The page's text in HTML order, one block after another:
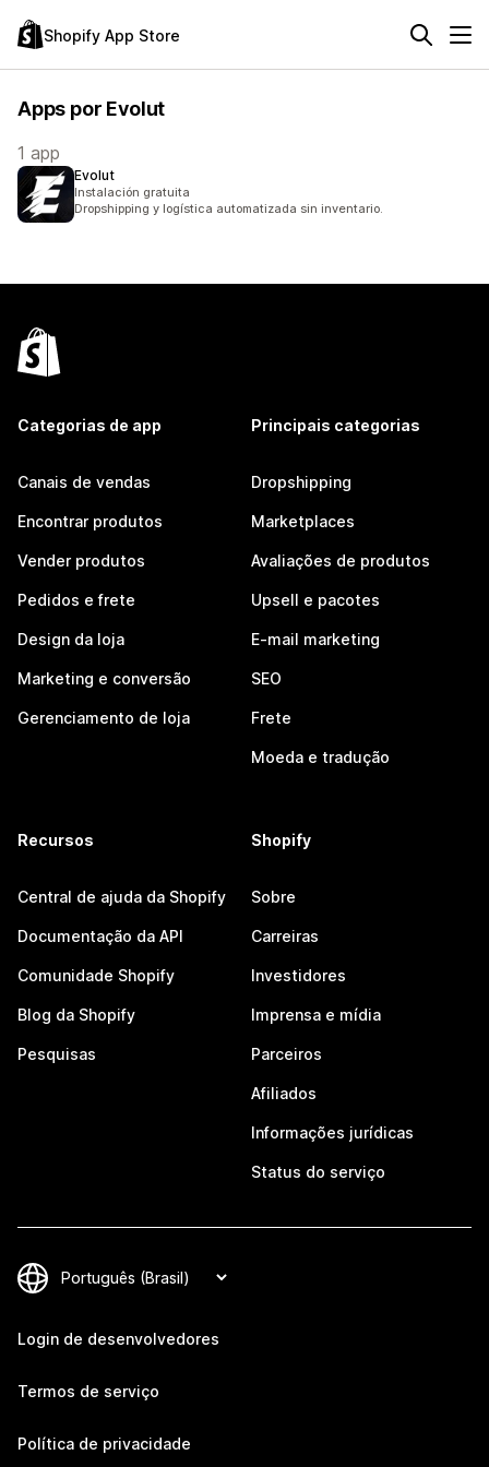
Shopify App Store
Apps por Evolut
1 app
Evolut
Instalación gratuita
Dropshipping y logística automatizada sin inventario.
Categorias de app
Canais de vendas
Encontrar produtos
Vender produtos
Pedidos e frete
Design da loja
Marketing e conversão
Gerenciamento de loja
Principais categorias
Dropshipping
Marketplaces
Avaliações de produtos
Upsell e pacotes
E-mail marketing
SEO
Frete
Moeda e tradução
Recursos
Central de ajuda da Shopify
Documentação da API
Comunidade Shopify
Blog da Shopify
Pesquisas
Shopify
Sobre
Carreiras
Investidores
Imprensa e mídia
Parceiros
Afiliados
Informações jurídicas
Status do serviço
Login de desenvolvedores
Termos de serviço
Política de privacidade